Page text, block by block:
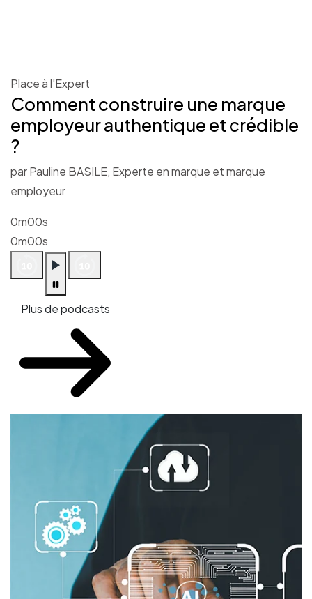
Place à l'Expert
Comment construire une marque
employeur authentique et crédible
?
par Pauline BASILE, Experte en marque et marque
employeur
0m00s
0m00s
Plus de podcasts